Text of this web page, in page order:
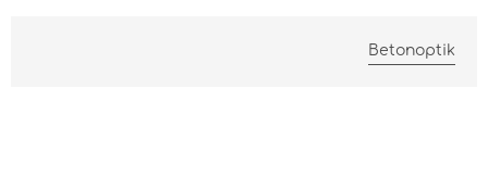
Betonoptik